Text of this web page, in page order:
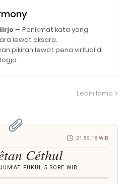
— Penikmat kata yang
lewat aksara.
pikiran lewat pena virtual di
Lebih lama
21.59.19 WIB
Céthul
PUKUL 5 SORE WIB